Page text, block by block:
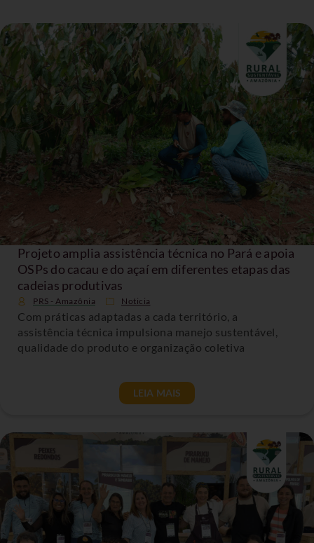
Projeto amplia assistência técnica no Pará e apoia
OSPs do cacau e do açaí em diferentes etapas das
cadeias produtivas
PRS - Amazônia Noticia
Com práticas adaptadas a cada território, a
assistência técnica impulsiona manejo sustentável,
qualidade do produto e organização coletiva
LEIA MAIS